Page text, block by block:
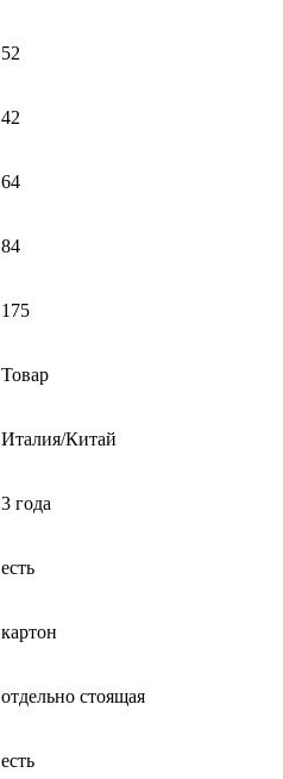
52
42
64
84
175
Товар
Италия/Китай
3 года
есть
картон
отдельно стоящая
есть